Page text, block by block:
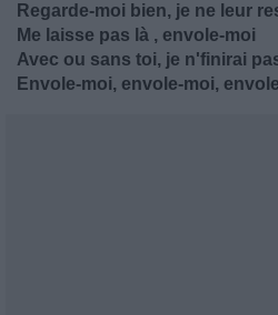
Regarde-moi bien, je ne leur
Me laisse pas là , envole-moi
Avec ou sans toi, je n'finirai
Envole-moi, envole-moi,